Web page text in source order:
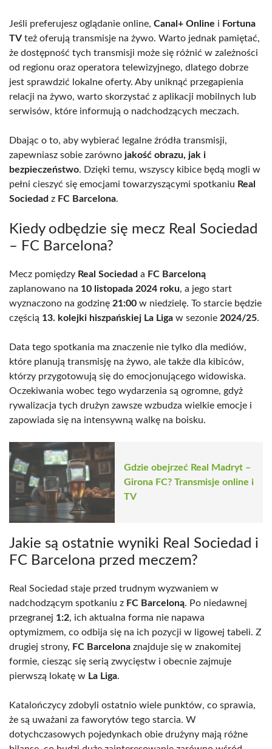
Jeśli preferujesz oglądanie online, Canal+ Online i Fortuna
TV też oferują transmisje na żywo. Warto jednak pamiętać,
że dostępność tych transmisji może się różnić w zależności
od regionu oraz operatora telewizyjnego, dlatego dobrze
jest sprawdzić lokalne oferty. Aby uniknąć przegapienia
relacji na żywo, warto skorzystać z aplikacji mobilnych lub
serwisów, które informują o nadchodzących meczach.
Dbając o to, aby wybierać legalne źródła transmisji,
zapewniasz sobie zarówno jakość obrazu, jak i
bezpieczeństwo. Dzięki temu, wszyscy kibice będą mogli w
pełni cieszyć się emocjami towarzyszącymi spotkaniu Real
Sociedad z FC Barcelona.
Kiedy odbędzie się mecz Real Sociedad
– FC Barcelona?
Mecz pomiędzy Real Sociedad a FC Barceloną
zaplanowano na 10 listopada 2024 roku, a jego start
wyznaczono na godzinę 21:00 w niedzielę. To starcie będzie
częścią 13. kolejki hiszpańskiej La Liga w sezonie 2024/25.
Data tego spotkania ma znaczenie nie tylko dla mediów,
które planują transmisję na żywo, ale także dla kibiców,
którzy przygotowują się do emocjonującego widowiska.
Oczekiwania wobec tego wydarzenia są ogromne, gdyż
rywalizacja tych drużyn zawsze wzbudza wielkie emocje i
zapowiada się na intensywną walkę na boisku.
Gdzie obejrzeć Real Madryt –
Girona FC? Transmisje online i
TV
Jakie są ostatnie wyniki Real Sociedad i
FC Barcelona przed meczem?
Real Sociedad staje przed trudnym wyzwaniem w
nadchodzącym spotkaniu z FC Barceloną. Po niedawnej
przegranej 1:2, ich aktualna forma nie napawa
optymizmem, co odbija się na ich pozycji w ligowej tabeli. Z
drugiej strony, FC Barcelona znajduje się w znakomitej
formie, ciesząc się serią zwycięstw i obecnie zajmuje
pierwszą lokatę w La Liga.
Katalończycy zdobyli ostatnio wiele punktów, co sprawia,
że są uważani za faworytów tego starcia. W
dotychczasowych pojedynkach obie drużyny mają różne